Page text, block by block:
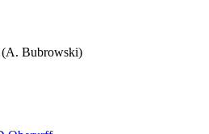
(A. Bubrowski)